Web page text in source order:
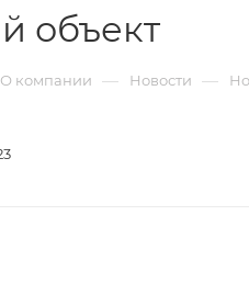
объект
О компании — Новости —